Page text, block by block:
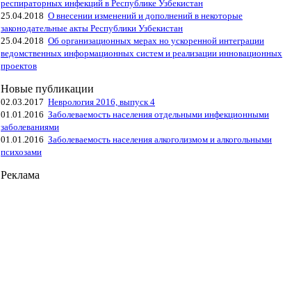
респираторных инфекций в Республике Узбекистан
25.04.2018 О внесении изменений и дополнений в некоторые
законодательные акты Республики Узбекистан
25.04.2018 Об организационных мерах но ускоренной интеграции
ведомственных информационных систем и реализации инновационных
проектов
Новые публикации
02.03.2017 Неврология 2016, выпуск 4
01.01.2016 Заболеваемость населения отдельными инфекционными
заболеваниями
01.01.2016 Заболеваемость населения алкоголизмом и алкогольными
психозами
Реклама